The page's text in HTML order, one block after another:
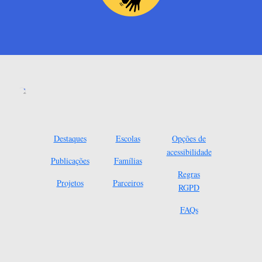
Destaques
Publicações
Projetos
Escolas
Famílias
Parceiros
Opções de
acessibilidade
Regras
RGPD
FAQs